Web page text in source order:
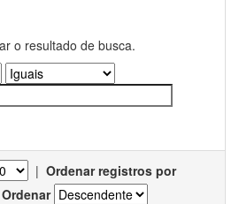
o resultado de busca.
| Ordenar registros por
Ordenar